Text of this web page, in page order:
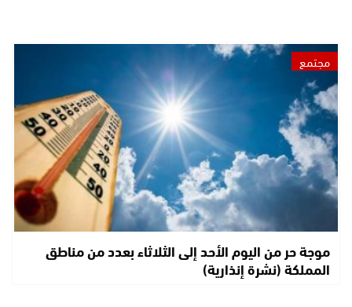
مجتمع
موجة حر من اليوم الأحد إلى الثلاثاء بعدد من مناطق
المملكة (نشرة إنذارية)